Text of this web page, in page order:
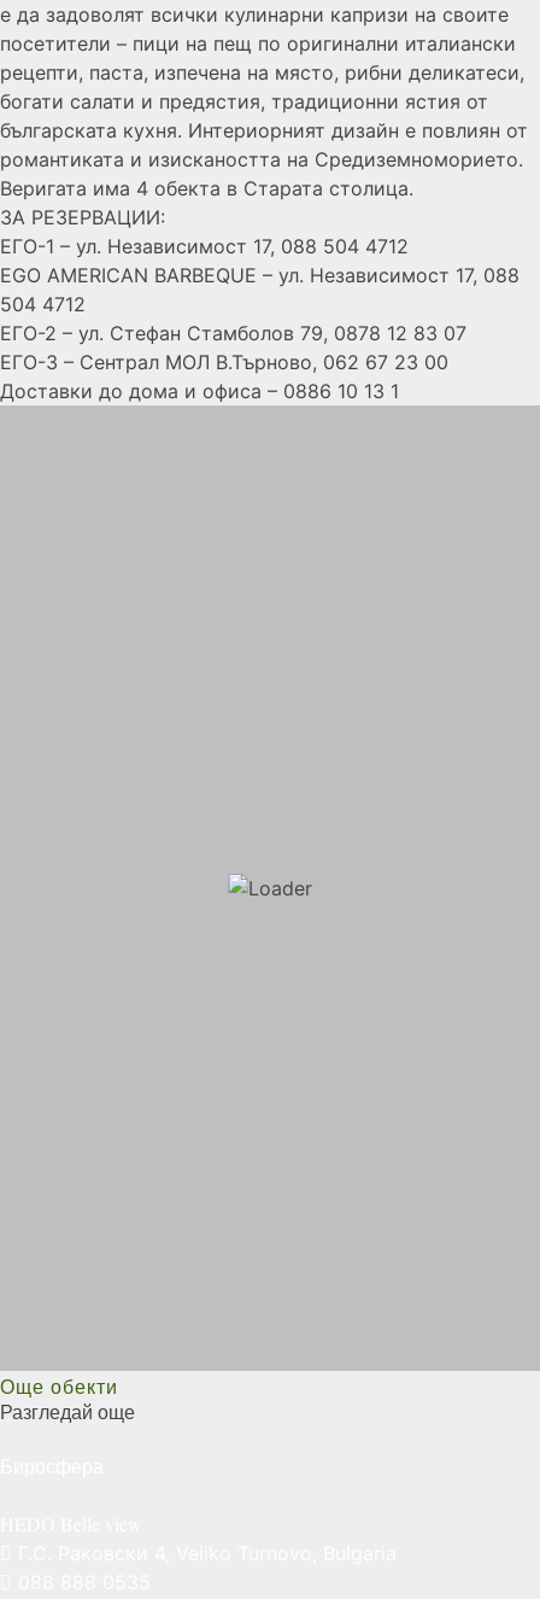
е да задоволят всички кулинарни капризи на своите
посетители – пици на пещ по оригинални италиански
рецепти, паста, изпечена на място, рибни деликатеси,
богати салати и предястия, традиционни ястия от
българската кухня. Интериорният дизайн е повлиян от
романтиката и изискаността на Средиземноморието.
Веригата има 4 обекта в Старата столица.
ЗА РЕЗЕРВАЦИИ:
ЕГО-1 – ул. Независимост 17, 088 504 4712
EGO AMERICAN BARBEQUE – ул. Независимост 17, 088
504 4712
ЕГО-2 – ул. Стефан Стамболов 79, 0878 12 83 07
ЕГО-3 – Сентрал МОЛ В.Търново, 062 67 23 00
Доставки до дома и офиса – 0886 10 13 1
Още обекти
Разгледай още